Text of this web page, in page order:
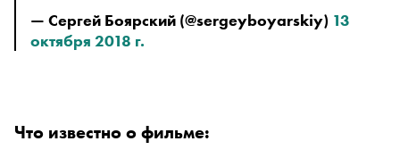
— Сергей Боярский (@sergeyboyarskiy) 13
октября 2018 г.
Что известно о фильме: